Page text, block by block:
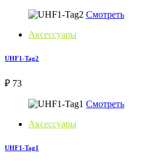
Смотреть
Аксессуары
UHF1-Tag2
₽ 73
Смотреть
Аксессуары
UHF1-Tag1